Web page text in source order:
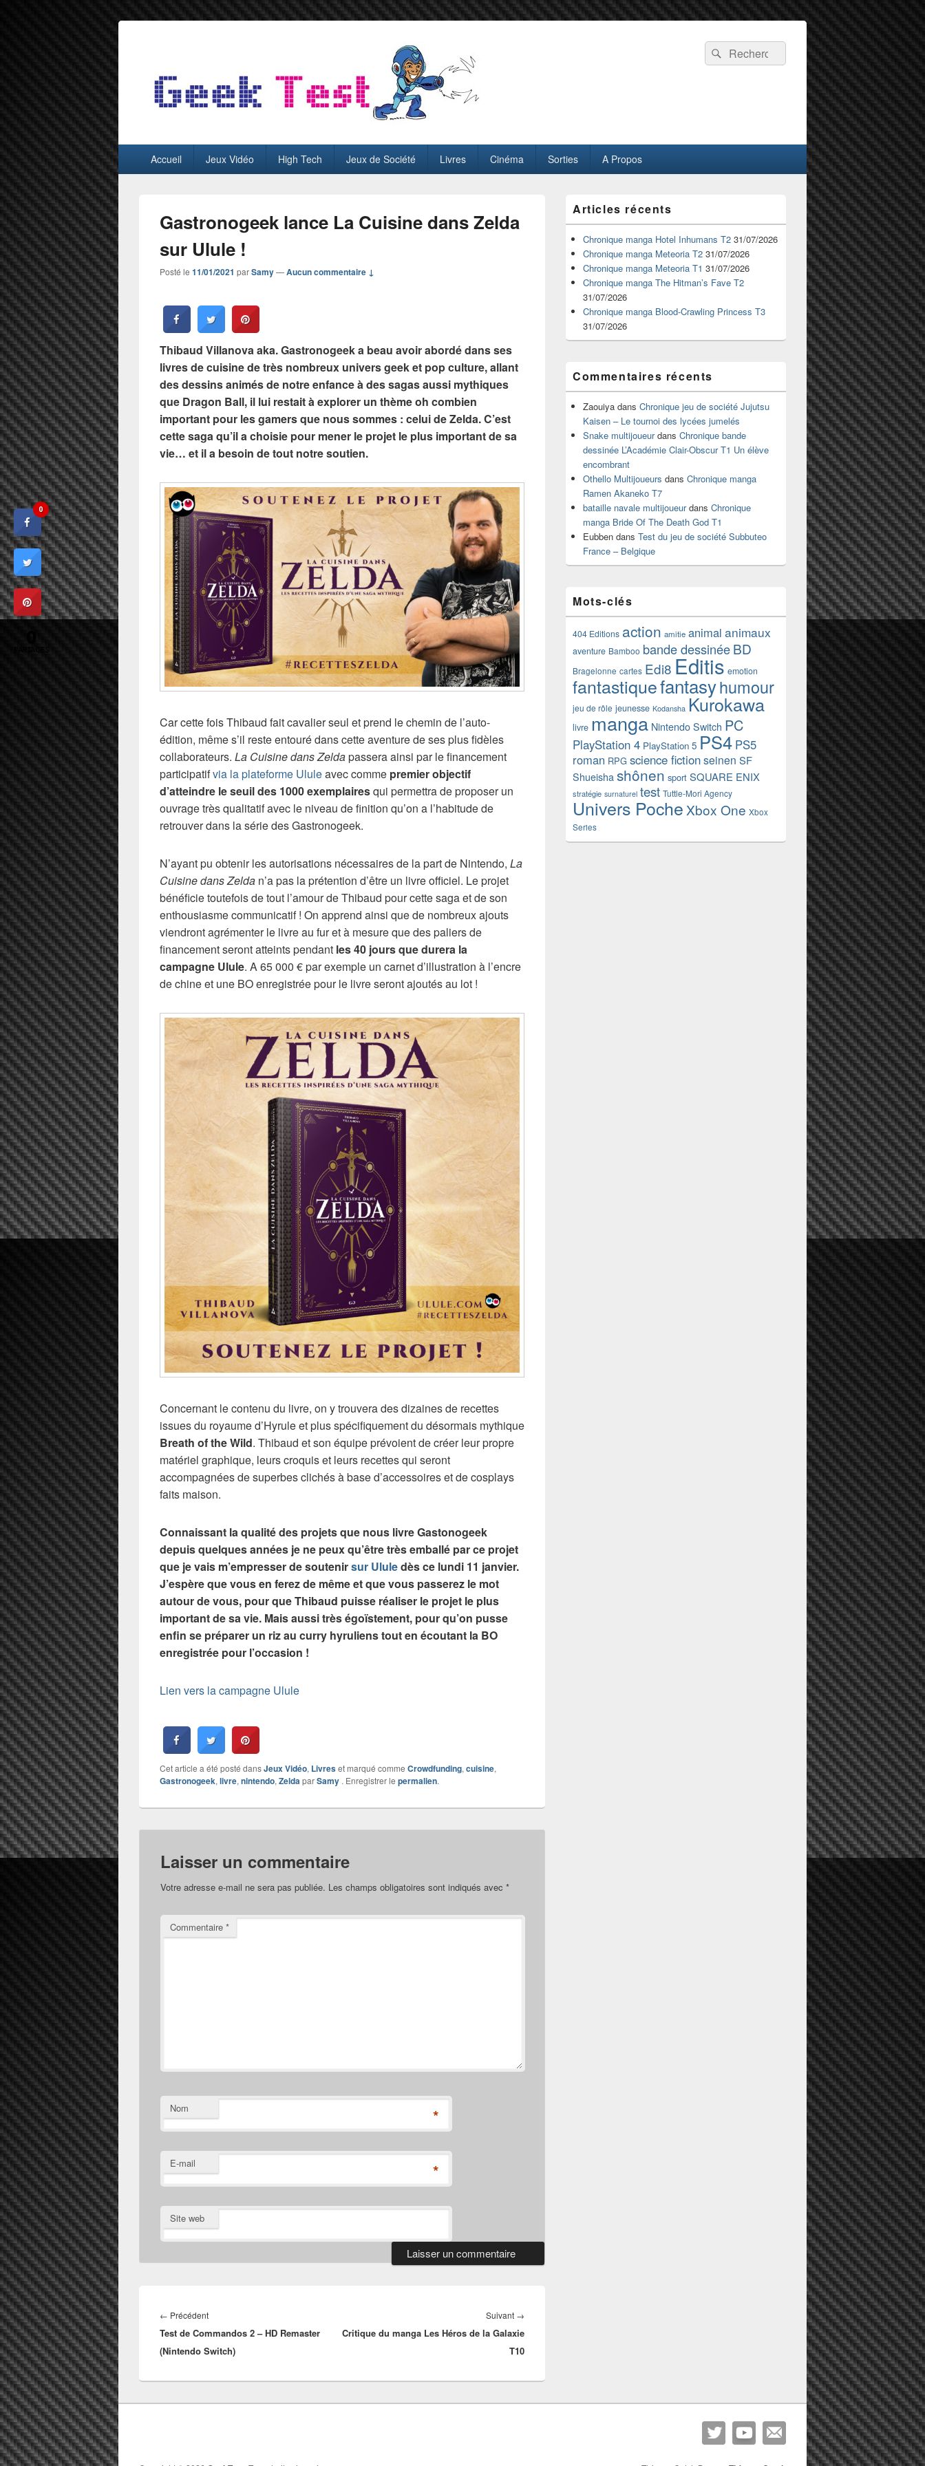
GeekTest
Recherche :
Rechercher
principalAccueil Jeux Vidéo High Tech Jeux de Société Livres Cinéma Sorties A Propos
Gastronogeek lance La Cuisine dans Zelda
sur Ulule !
Posté le 11/01/2021 parSamy—Aucun commentaire ↓
Thibaud Villanova aka. Gastronogeek a beau avoir abordé dans ses
livres de cuisine de très nombreux univers geek et pop culture, allant
des dessins animés de notre enfance à des sagas aussi mythiques
que Dragon Ball, il lui restait à explorer un thème oh combien
important pour les gamers que nous sommes : celui de Zelda. C’est
cette saga qu’il a choisie pour mener le projet le plus important de sa
vie… et il a besoin de tout notre soutien.
Car cette fois Thibaud fait cavalier seul et prend le chemin de l’auto-
édition, même s’il reste entouré dans cette aventure de ses plus fidèles
collaborateurs. La Cuisine dans Zeldapassera ainsi par le financement
participatifvia la plateforme Ululeavec comme premier objectif
d’atteindre le seuil des 1000 exemplairesqui permettra de proposer un
ouvrage très qualitatif avec le niveau de finition qu’on a l’habitude de
retrouver dans la série des Gastronogeek.
N’ayant pu obtenir les autorisations nécessaires de la part de Nintendo, La
Cuisine dans Zelda n’a pas la prétention d’être un livre officiel. Le projet
bénéficie toutefois de tout l’amour de Thibaud pour cette saga et de son
enthousiasme communicatif ! On apprend ainsi que de nombreux ajouts
viendront agrémenter le livre au fur et à mesure que des paliers de
financement seront atteints pendant les 40 jours que durera la
campagne Ulule. A 65 000 € par exemple un carnet d’illustration à l’encre
de chine et une BO enregistrée pour le livre seront ajoutés au lot !
Concernant le contenu du livre, on y trouvera des dizaines de recettes
issues du royaume d’Hyrule et plus spécifiquement du désormais mythique
Breath of the Wild. Thibaud et son équipe prévoient de créer leur propre
matériel graphique, leurs croquis et leurs recettes qui seront
accompagnées de superbes clichés à base d’accessoires et de cosplays
faits maison.
Connaissant la qualité des projets que nous livre Gastonogeek
depuis quelques années je ne peux qu’être très emballé par ce projet
que je vais m’empresser de soutenirsur Ululedès ce lundi 11 janvier.
J’espère que vous en ferez de même et que vous passerez le mot
autour de vous, pour que Thibaud puisse réaliser le projet le plus
important de sa vie. Mais aussi très égoïstement, pour qu’on pusse
enfin se préparer un riz au curry hyruliens tout en écoutant la BO
enregistrée pour l’occasion !
Lien vers la campagne Ulule
Cet article a été posté dansJeux Vidéo, Livreset marqué comme Crowdfunding, cuisine,
Gastronogeek, livre, nintendo, ZeldaparSamy . Enregistrer le permalien.
Laisser un commentaire
Votre adresse e-mail ne sera pas publiée. Les champs obligatoires sont indiqués avec *
Commentaire *
Nom *
E-mail *
Site web
de
l’article
← PrécédentArticle
précédent :
Test de Commandos 2 – HD Remaster
(Nintendo Switch)
Suivant →
suivant :
Critique du manga Les Héros de la Galaxie
T10
principale
de
widget
pour
barre
latérale
Articles récents
Chronique manga Hotel Inhumans T2 31/07/2026
Chronique manga Meteoria T2 31/07/2026
Chronique manga Meteoria T1 31/07/2026
Chronique manga The Hitman’s Fave T2
31/07/2026
Chronique manga Blood-Crawling Princess T3
31/07/2026
Commentaires récents
Zaouiya dans Chronique jeu de société Jujutsu
Kaisen – Le tournoi des lycées jumelés
Snake multijoueurdans Chronique bande
dessinée L’Académie Clair-Obscur T1 Un élève
encombrant
Othello Multijoueurs dans Chronique manga
Ramen Akaneko T7
bataille navale multijoueurdans Chronique
manga Bride Of The Death God T1
Eubben dans Test du jeu de société Subbuteo
France – Belgique
Mots-clés
404 Editions action amitie animal animaux
aventure Bamboo bande dessinéeBD
Bragelonne cartes Edi8 Editis emotion
fantastiquefantasyhumour
jeu de rôle jeunesse Kodansha Kurokawa
livre manga Nintendo Switch PC
PlayStation 4 PlayStation 5 PS4 PS5
roman RPG science fictionseinen SF
Shueisha shônen sport SQUARE ENIX
stratégie surnaturel test Tuttle-Mori Agency
Univers Poche Xbox One Xbox
Series
0